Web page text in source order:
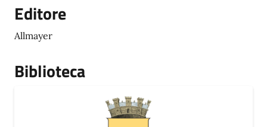
Editore
Allmayer
Biblioteca